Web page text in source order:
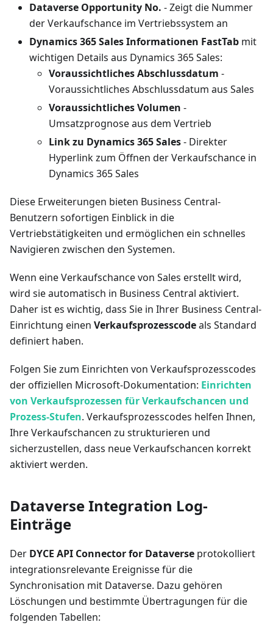
Dataverse Opportunity No. - Zeigt die Nummer
der Verkaufschance im Vertriebssystem an
Dynamics 365 Sales Informationen FastTab mit
wichtigen Details aus Dynamics 365 Sales:
Voraussichtliches Abschlussdatum -
Voraussichtliches Abschlussdatum aus Sales
Voraussichtliches Volumen -
Umsatzprognose aus dem Vertrieb
Link zu Dynamics 365 Sales- Direkter
Hyperlink zum Öffnen der Verkaufschance in
Dynamics 365 Sales
Diese Erweiterungen bieten Business Central-
Benutzern sofortigen Einblick in die
Vertriebstätigkeiten und ermöglichen ein schnelles
Navigieren zwischen den Systemen.
Wenn eine Verkaufschance von Sales erstellt wird,
wird sie automatisch in Business Central aktiviert.
Daher ist es wichtig, dass Sie in Ihrer Business Central-
Einrichtung einen Verkaufsprozesscodeals Standard
definiert haben.
Folgen Sie zum Einrichten von Verkaufsprozesscodes
der offiziellen Microsoft-Dokumentation: Einrichten
von Verkaufsprozessen für Verkaufschancen und
Prozess-Stufen. Verkaufsprozesscodes helfen Ihnen,
Ihre Verkaufschancen zu strukturieren und
sicherzustellen, dass neue Verkaufschancen korrekt
aktiviert werden.
Dataverse Integration Log-
Einträge
Der DYCE API Connector for Dataverse protokolliert
integrationsrelevante Ereignisse für die
Synchronisation mit Dataverse. Dazu gehören
Löschungen und bestimmte Übertragungen für die
folgenden Tabellen: